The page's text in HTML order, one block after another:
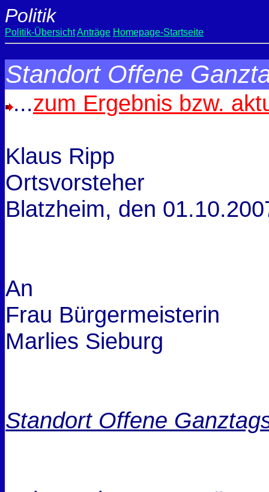
Politik
Politik-ÜbersichtAnträge Homepage-Startseite
Standort Offene
...zum Ergebnis bzw.
Klaus Ripp
Ortsvorsteher
Blatzheim, den
An
Frau Bürgermeisterin
Marlies Sieburg
Standort Offene